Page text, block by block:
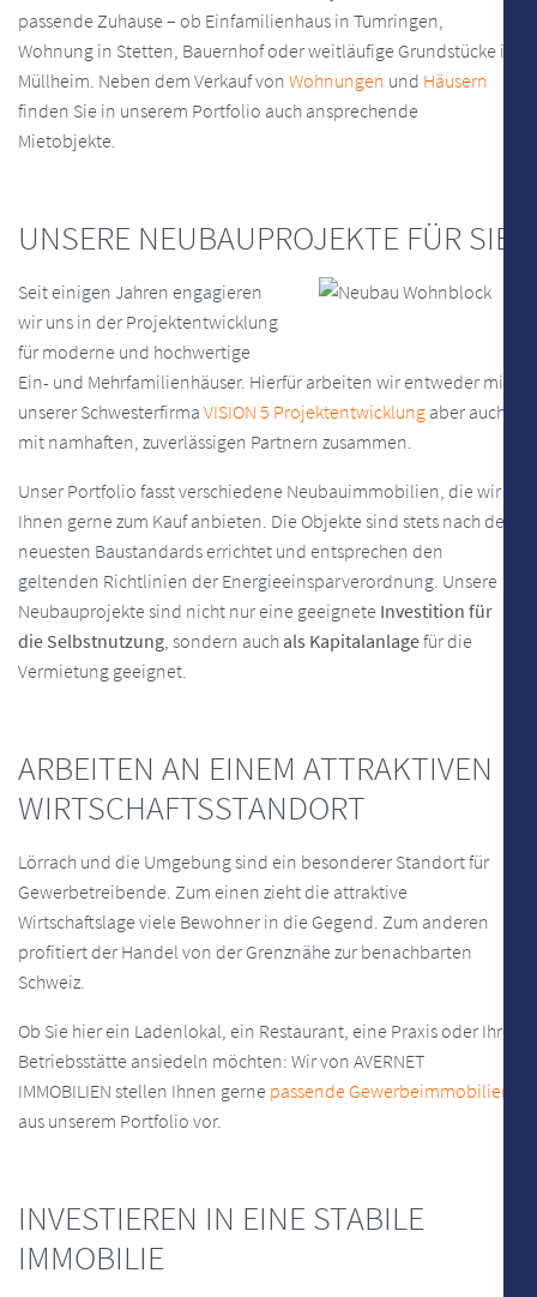
passende Zuhause – ob Einfamilienhaus in Tumringen,
Wohnung in Stetten, Bauernhof oder weitläufige Grundstücke in
Müllheim. Neben dem Verkauf von Wohnungen und Häusern
finden Sie in unserem Portfolio auch ansprechende
Mietobjekte.
UNSERE NEUBAUPROJEKTE FÜR SIE
Seit einigen Jahren engagieren
wir uns in der Projektentwicklung
für moderne und hochwertige
Ein- und Mehrfamilienhäuser. Hierfür arbeiten wir entweder mit
unserer Schwesterfirma VISION 5 Projektentwicklung aber auch
mit namhaften, zuverlässigen Partnern zusammen.
Unser Portfolio fasst verschiedene Neubauimmobilien, die wir
Ihnen gerne zum Kauf anbieten. Die Objekte sind stets nach den
neuesten Baustandards errichtet und entsprechen den
geltenden Richtlinien der Energieeinsparverordnung. Unsere
Neubauprojekte sind nicht nur eine geeignete Investition für
die Selbstnutzung, sondern auch als Kapitalanlagefür die
Vermietung geeignet.
ARBEITEN AN EINEM ATTRAKTIVEN
WIRTSCHAFTSSTANDORT
Lörrach und die Umgebung sind ein besonderer Standort für
Gewerbetreibende. Zum einen zieht die attraktive
Wirtschaftslage viele Bewohner in die Gegend. Zum anderen
profitiert der Handel von der Grenznähe zur benachbarten
Schweiz.
Ob Sie hier ein Ladenlokal, ein Restaurant, eine Praxis oder Ihre
Betriebsstätte ansiedeln möchten: Wir von AVERNET
IMMOBILIEN stellen Ihnen gerne passende Gewerbeimmobilien
aus unserem Portfolio vor.
INVESTIEREN IN EINE STABILE
IMMOBILIE